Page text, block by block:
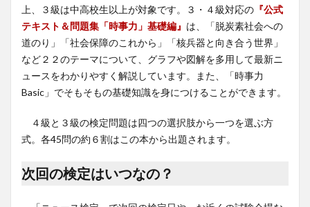
上、３級は中高校生以上が対象です。３・４級対応の 『公式
テキスト＆問題集「時事力」基礎編』 は、「脱炭素社会への
道のり」「社会保障のこれから」「核兵器と向き合う世界」
など２２のテーマについて、グラフや図解を多用して最新ニ
ュースをわかりやすく解説しています。また、「時事力
Basic」でそもそもの基礎知識を身につけることができます。
４級と３級の検定問題は四つの選択肢から一つを選ぶ方
式。各45問の約６割はこの本から出題されます。
次回の検定はいつなの？